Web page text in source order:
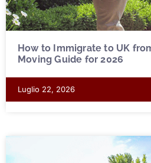
How to Immigrate to UK
Moving Guide for 2026
Luglio 22, 2026